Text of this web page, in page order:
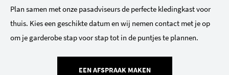
Plan samen met onze pasadviseurs de perfecte kledingkast voor
thuis. Kies een geschikte datum en wij nemen contact met je op
om je garderobe stap voor stap tot in de puntjes te plannen.
EEN AFSPRAAK MAKEN